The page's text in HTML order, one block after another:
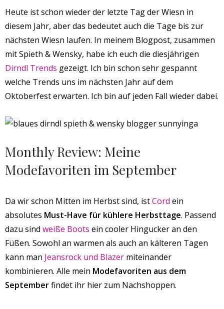
Heute ist schon wieder der letzte Tag der Wiesn in
diesem Jahr, aber das bedeutet auch die Tage bis zur
nächsten Wiesn laufen. In meinem Blogpost, zusammen
mit Spieth & Wensky, habe ich euch die diesjährigen
Dirndl Trends gezeigt. Ich bin schon sehr gespannt
welche Trends uns im nächsten Jahr auf dem
Oktoberfest erwarten. Ich bin auf jeden Fall wieder dabei.
Monthly Review: Meine
Modefavoriten im September
Da wir schon Mitten im Herbst sind, istCord ein
absolutes Must-Have für kühlere Herbsttage. Passend
dazu sind weiße Boots ein cooler Hingucker an den
Füßen. Sowohl an warmen als auch an kälteren Tagen
kann man Jeansrock und Blazer miteinander
kombinieren. Alle mein Modefavoriten aus dem
Septemberfindet ihr hier zum Nachshoppen.